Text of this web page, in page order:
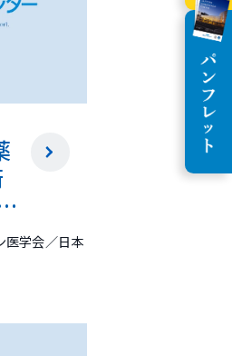
医学会／日本